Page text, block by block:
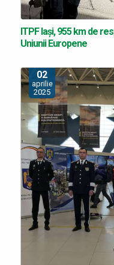
ITPF Iași, 955 km de
Uniunii Europene
02
aprilie
2025